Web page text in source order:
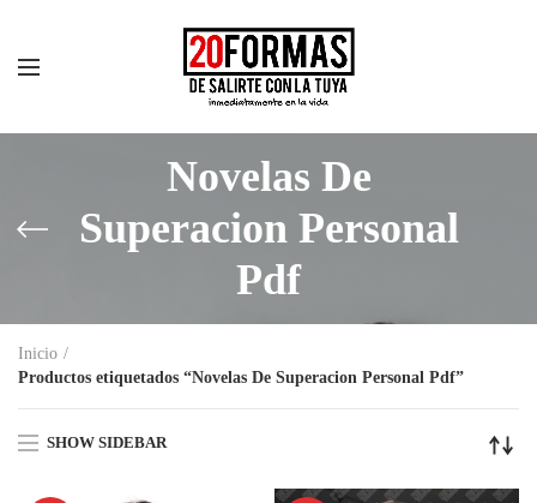
Novelas De
Superacion Personal
Pdf
Inicio
Productos etiquetados “Novelas De Superacion Personal Pdf”
SHOW SIDEBAR